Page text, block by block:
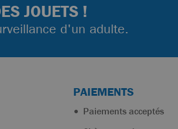
JOUETS !
d'un adulte.
PAIEMENTS
Paiements acceptés